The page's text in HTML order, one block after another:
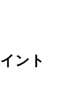
ント